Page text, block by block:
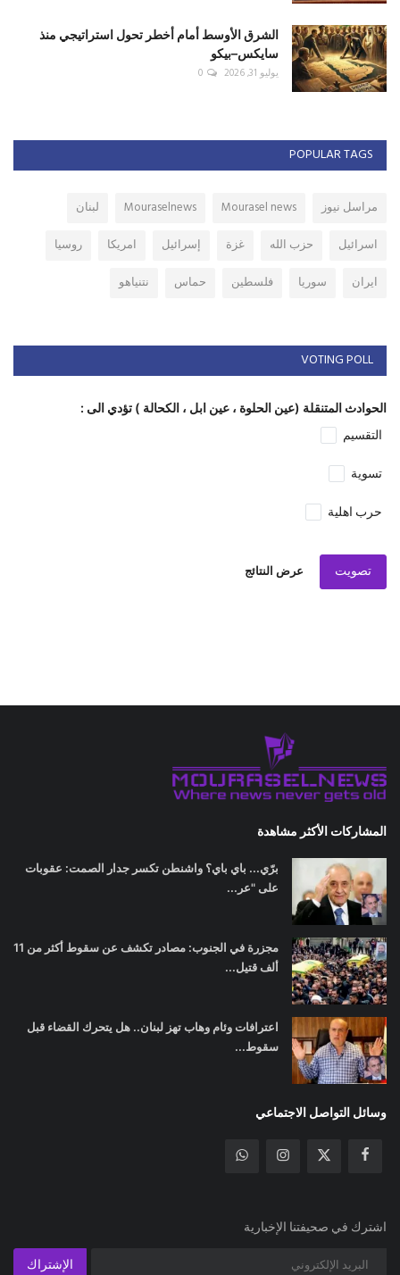
الشرق الأوسط أمام أخطر تحول استراتيجي منذ
سايكس–بيكو
يوليو 31, 2026 0
POPULAR TAGS
مراسل نيوز Mourasel news
Mouraselnews
لبنان
اسرائيل
حزب الله غزة إسرائيل امريكا
روسيا
ايران
سوريا فلسطين حماس نتنياهو
VOTING POLL
الحوادث المتنقلة (عين الحلوة ، عين ابل ، الكحالة ) تؤدي الى :
التقسيم
تسوية
حرب اهلية
تصويت عرض النتائج
المشاركات الأكثر مشاهدة
برّي... باي باي؟ واشنطن تكسر جدار الصمت: عقوبات
على "عر...
مجزرة في الجنوب: مصادر تكشف عن سقوط أكثر من 11
ألف قتيل...
اعترافات وئام وهاب تهز لبنان.. هل يتحرك القضاء قبل
سقوط...
وسائل التواصل الاجتماعي
اشترك في صحيفتنا الإخبارية
الإشتراك